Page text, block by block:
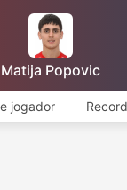
Matija Popovic
jogador